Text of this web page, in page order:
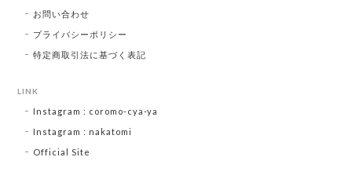
お問い合わせ
プライバシーポリシー
特定商取引法に基づく表記
LINK
Instagram : coromo-cya-ya
Instagram : nakatomi
Official Site